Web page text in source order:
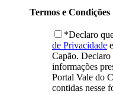
Termos e Condições
*Declaro
de Privacidade
Capão. Declaro
informações
Portal Vale do
contidas nesse